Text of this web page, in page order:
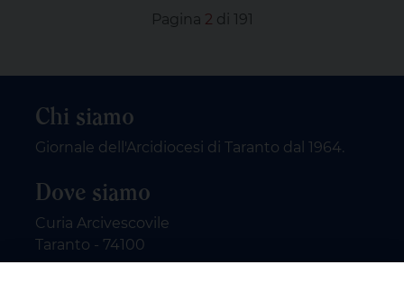
Pagina 2 di 191
Chi siamo
Giornale dell'Arcidiocesi di Taranto dal 1964.
Dove siamo
Curia Arcivescovile
Taranto - 74100